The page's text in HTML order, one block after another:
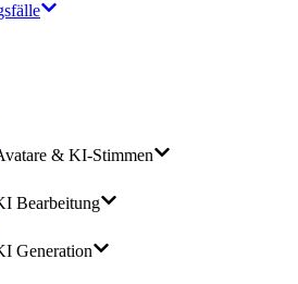
& KI-Stimmen
Bearbeitung
Generation